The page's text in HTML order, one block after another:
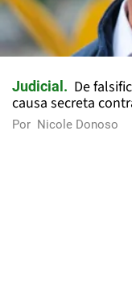
Judicial
De
causa secreta
Por Nicole Donoso